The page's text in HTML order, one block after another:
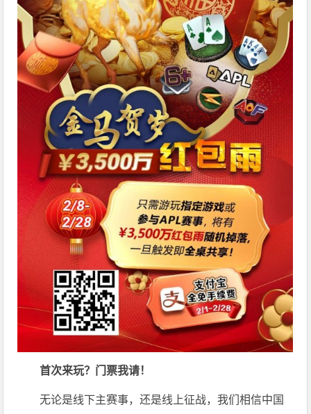
首次来玩？门票我请！
无论是线下主赛事，还是线上征战，我们相信中国